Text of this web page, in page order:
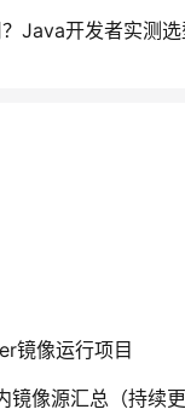
Java开发者实测
镜像运行项目
像源汇总（持续更